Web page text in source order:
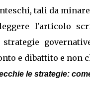
tali da
l'articolo
strategie
e dibattito e non
le strategie: